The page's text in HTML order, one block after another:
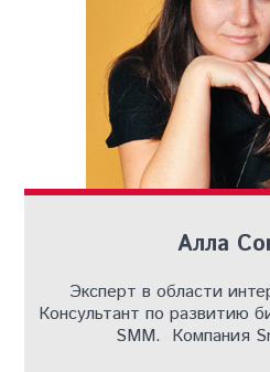
Алла
Эксперт в области
Консультант по развитию
SMM. Компания